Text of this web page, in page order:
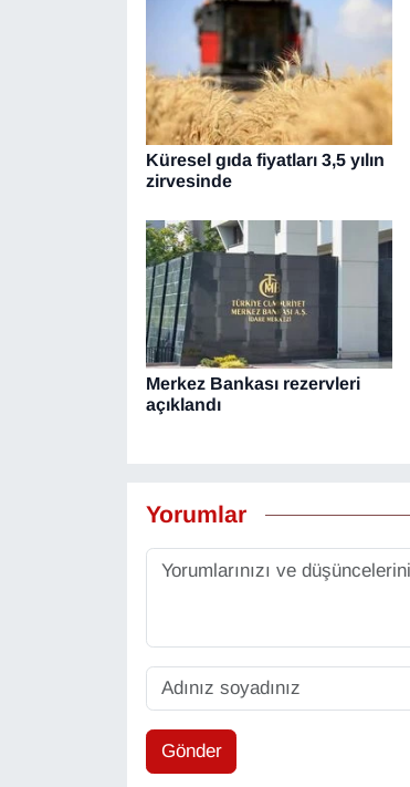
Küresel gıda fiyatları 3,5 yılın
zirvesinde
Merkez Bankası rezervleri
açıklandı
Yorumlar
Gönder